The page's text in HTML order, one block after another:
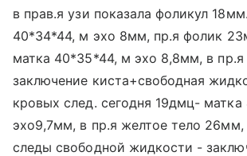
в прав.я узи показала фоликул
40*34*44, м эхо 8мм, пр.я фолик
матка 40*35*44, м эхо 8,8мм, в
заключение киста+свободная
кровых след. сегодня 19дмц-
эхо9,7мм, в пр.я желтое тело 26мм,
следы свободной жидкости -